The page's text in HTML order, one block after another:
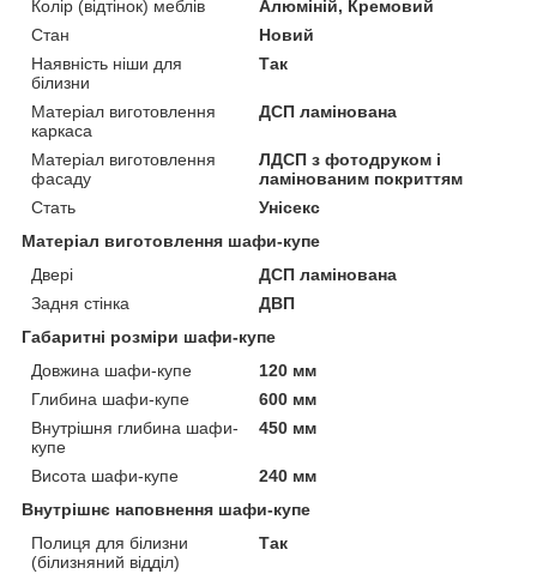
Колір (відтінок) меблів
Алюміній, Кремовий
Стан
Новий
Наявність ніши для
білизни
Так
Матеріал виготовлення
каркаса
ДСП ламінована
Матеріал виготовлення
фасаду
ЛДСП з фотодруком і
ламінованим покриттям
Стать
Унісекс
Матеріал виготовлення шафи-купе
Двері
ДСП ламінована
Задня стінка
ДВП
Габаритні розміри шафи-купе
Довжина шафи-купе
120 мм
Глибина шафи-купе
600 мм
Внутрішня глибина шафи-
купе
450 мм
Висота шафи-купе
240 мм
Внутрішнє наповнення шафи-купе
Полиця для білизни
(білизняний відділ)
Так